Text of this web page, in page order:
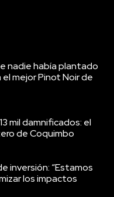
nadie había plantado
mejor Pinot Noir de
mil damnificados: el
de Coquimbo
inversión: “Estamos
los impactos